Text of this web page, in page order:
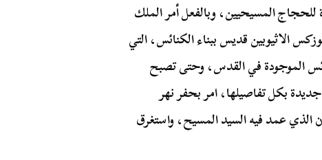
المسيحيين، وبالفعل أمر الملك
الاثيوبين قديس ببناء الكنائس، التي
الموجودة في القدس، وحتى تصبح
بكل تفاصيلها، امر بحفر نهر
الذي عمد فيه السيد المسيح، واستغرق